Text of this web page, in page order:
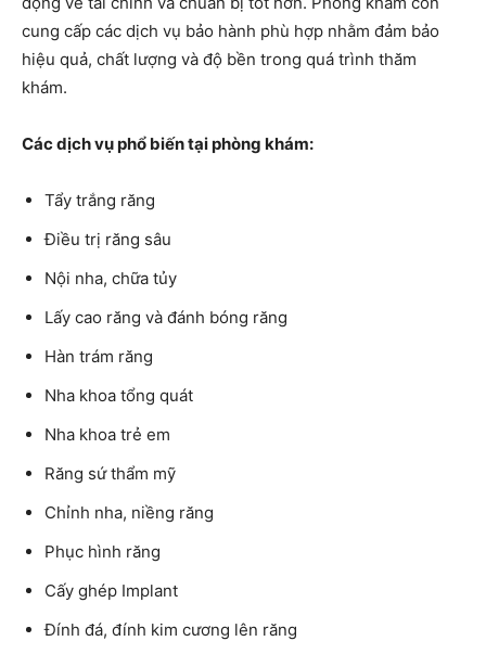
cung cấp các dịch vụ bảo hành phù hợp nhằm đảm bảo
hiệu quả, chất lượng và độ bền trong quá trình thăm
khám.
Các dịch vụ phổ biến tại phòng khám:
Tẩy trắng răng
Điều trị răng sâu
Nội nha, chữa tủy
Lấy cao răng và đánh bóng răng
Hàn trám răng
Nha khoa tổng quát
Nha khoa trẻ em
Răng sứ thẩm mỹ
Chỉnh nha, niềng răng
Phục hình răng
Cấy ghép Implant
Đính đá, đính kim cương lên răng